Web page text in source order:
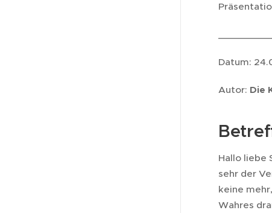
Datum:
Autor: Die
Hallo liebe
sehr der
keine
Wahres